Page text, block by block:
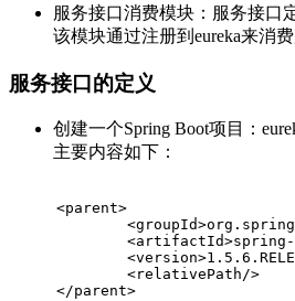
服务接口消费模块：服务接口
该模块通过注册到eureka来消
服务接口的定义
创建一个Spring Boot项目：
主要内容如下：
<parent>
<groupId>
<artifactId>
<version>
<relativePath/>
</parent>